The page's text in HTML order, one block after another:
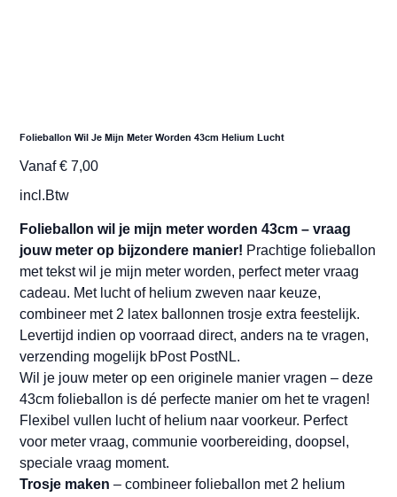
Folieballon Wil Je Mijn Meter Worden 43cm Helium Lucht
Vanaf Prijs
€ 7,00
incl.Btw
Folieballon wil je mijn meter worden 43cm – vraag
jouw meter op bijzondere manier! Prachtige folieballon
met tekst wil je mijn meter worden, perfect meter vraag
cadeau. Met lucht of helium zweven naar keuze,
combineer met 2 latex ballonnen trosje extra feestelijk.
Levertijd indien op voorraad direct, anders na te vragen,
verzending mogelijk bPost PostNL.
Wil je jouw meter op een originele manier vragen – deze
43cm folieballon is dé perfecte manier om het te vragen!
Flexibel vullen lucht of helium naar voorkeur. Perfect
voor meter vraag, communie voorbereiding, doopsel,
speciale vraag moment.
Trosje maken – combineer folieballon met 2 helium